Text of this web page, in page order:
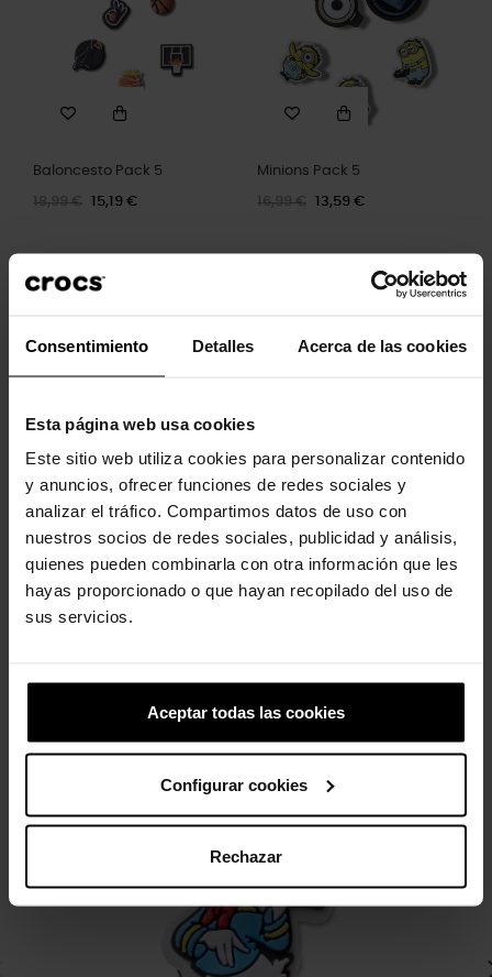
Consentimiento Detalles Acerca de las cookies
Esta página web usa cookies
Este sitio web utiliza cookies para personalizar contenido
y anuncios, ofrecer funciones de redes sociales y
analizar el tráfico. Compartimos datos de uso con
nuestros socios de redes sociales, publicidad y análisis,
quienes pueden combinarla con otra información que les
hayas proporcionado o que hayan recopilado del uso de
sus servicios.
Aceptar todas las cookies
Configurar cookies
Rechazar
Baloncesto Pack 5
18,99 € 15,19 €
Minions Pack 5
16,99 € 13,59 €
-20%
NBA Chicago Bulls
4,99 € 3,99 €
Pequeño camión de
bomberos...
4,99 € 3,99 €
4 otros productos de la misma